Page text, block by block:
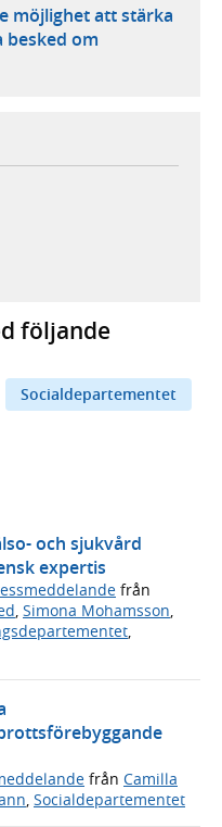
möjlighet att stärka
besked om
extern webbplats,
extern webbplats,
följande
Socialdepartementet
och sjukvård
expertis
från
, Simona Mohamsson,
,
från Camilla
, Socialdepartementet